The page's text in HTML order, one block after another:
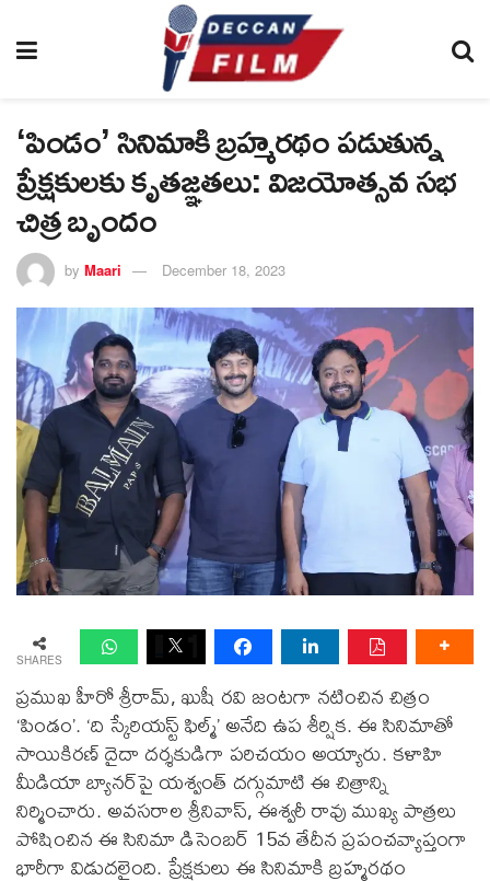
‘పిండం’ సినిమాకి బ్రహ్మరథం పడుతున్న
ప్రేక్షకులకు కృతజ్ఞతలు: విజయోత్సవ సభ
చిత్ర బృందం
by Maari December 18, 2023
SHARES
ప్రముఖ హీరో శ్రీరామ్, ఖుషీ రవి జంటగా నటించిన చిత్రం
‘పిండం’. ‘ది స్కేరియస్ట్ ఫిల్మ్’ అనేది ఉప శీర్షిక. ఈ సినిమాతో
సాయికిరణ్ దైదా దర్శకుడిగా పరిచయం అయ్యారు. కళాహి
మీడియా బ్యానర్‌పై యశ్వంత్ దగ్గుమాటి ఈ చిత్రాన్ని
నిర్మించారు. అవసరాల శ్రీనివాస్, ఈశ్వరీ రావు ముఖ్య పాత్రలు
పోషించిన ఈ సినిమా డిసెంబర్ 15వ తేదీన ప్రపంచవ్యాప్తంగా
భారీగా విడుదలైంది. ప్రేక్షకులు ఈ సినిమాకి బ్రహ్మరథం